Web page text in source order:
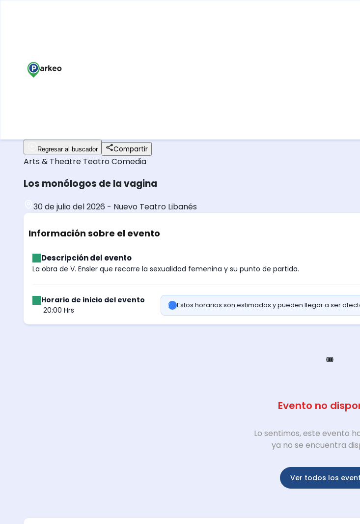
Regresar al buscador Compartir
Arts & Theatre TeatroComedia
Los monólogos de la vagina
30 de julio del 2026 - Nuevo Teatro Libanés
Información sobre el evento
Descripción del evento
La obra de V. Ensler que recorre la sexualidad femenina y su punto de partida.
Horario de inicio del evento
20:00 Hrs
Estos horarios son estimados y pueden llegar a ser
🎟️
Evento no
Lo sentimos, este evento
ya no se encuentra
Ver todos los